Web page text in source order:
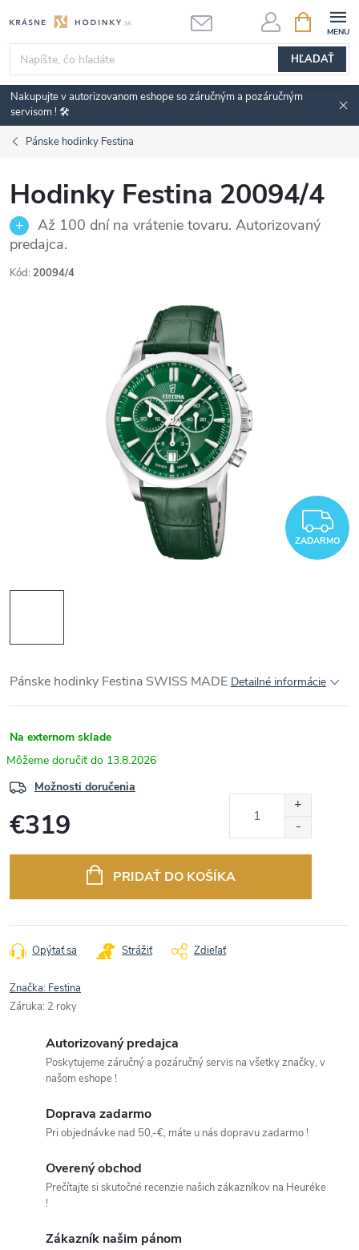
na
obsah
HĽADAŤ
KOŠÍK
Nakupujte v autorizovanom eshope so záručným a pozáručným
servisom ! 🛠️
Pánske hodinky Festina
Hodinky Festina 20094/4
Až 100 dní na vrátenie tovaru. Autorizovaný
predajca.
Kód: 20094/4
ZADARMO
Pánske hodinky Festina SWISS MADE Detailné informácie
Na externom sklade
13.8.2026
Možnosti doručenia
€319
PRIDAŤ DO KOŠÍKA
Opýtať sa Strážiť Zdieľať
Značka: Festina
Záruka: 2 roky
Autorizovaný predajca
Poskytujeme záručný a pozáručný servis na všetky značky, v
našom eshope !
Doprava zadarmo
Pri objednávke nad 50,-€, máte u nás dopravu zadarmo !
Overený obchod
Prečítajte si skutočné recenzie našich zákazníkov na Heuréke
!
Zákazník našim pánom